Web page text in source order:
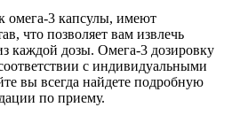
омега-3 капсулы, имеют
что позволяет вам извлечь
каждой дозы. Омега-3 дозировку
с индивидуальными
вы всегда найдете подробную
по приему.